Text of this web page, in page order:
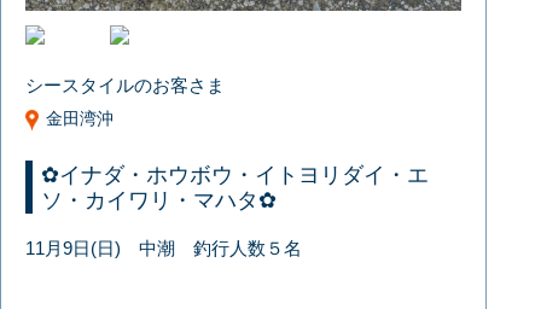
シースタイルのお客さま
金田湾沖
✿イナダ・ホウボウ・イトヨリダイ・エ
ソ・カイワリ・マハタ✿
11月9日(日) 中潮 釣行人数５名